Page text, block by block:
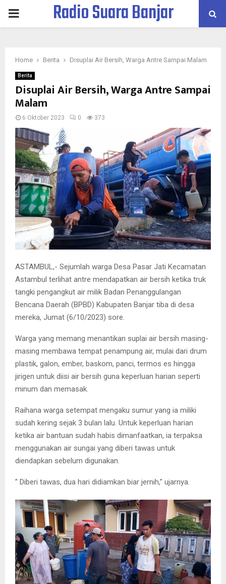
PRIMARYRadio Suara Banjar
Home Berita Disuplai Air Bersih, Warga Antre Sampai Malam
Berita
Disuplai Air Bersih, Warga Antre Sampai
Malam
6 Oktober 2023 0 373
ASTAMBUL,- Sejumlah warga Desa Pasar Jati Kecamatan
Astambul terlihat antre mendapatkan air bersih ketika truk
tangki pengangkut air milik Badan Penanggulangan
Bencana Daerah (BPBD) Kabupaten Banjar tiba di desa
mereka, Jumat (6/10/2023) sore.
Warga yang memang menantikan suplai air bersih masing-
masing membawa tempat penampung air, mulai dari drum
plastik, galon, ember, baskom, panci, termos es hingga
jirigen untuk diisi air bersih guna keperluan harian seperti
minum dan memasak.
Raihana warga setempat mengaku sumur yang ia miliki
sudah kering sejak 3 bulan lalu. Untuk keperluan harian
ketika air bantuan sudah habis dimanfaatkan, ia terpaksa
menggunakan air sungai yang diberi tawas untuk
diendapkan sebelum digunakan.
” Diberi tawas, dua hari didiamkan biar jernih,” ujarnya.